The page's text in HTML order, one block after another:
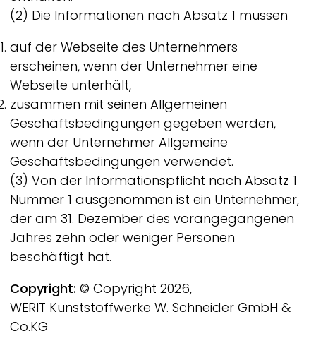
(2) Die Informationen nach Absatz 1 müssen
auf der Webseite des Unternehmers
erscheinen, wenn der Unternehmer eine
Webseite unterhält,
zusammen mit seinen Allgemeinen
Geschäftsbedingungen gegeben werden,
wenn der Unternehmer Allgemeine
Geschäftsbedingungen verwendet.
(3) Von der Informationspflicht nach Absatz 1
Nummer 1 ausgenommen ist ein Unternehmer,
der am 31. Dezember des vorangegangenen
Jahres zehn oder weniger Personen
beschäftigt hat.
Copyright: © Copyright 2026,
WERIT Kunststoffwerke W. Schneider GmbH &
Co.KG